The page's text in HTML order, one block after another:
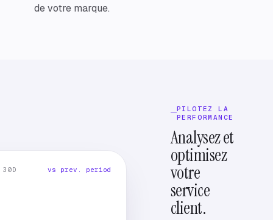
de votre marque.
PILOTEZ LA
PERFORMANCE
Analysez et
optimisez
votre
service
client.
vs prev. period